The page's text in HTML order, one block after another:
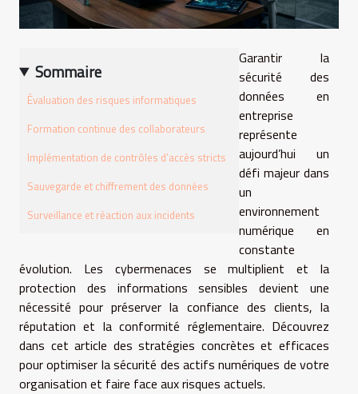
Sommaire
Évaluation des risques informatiques
Formation continue des collaborateurs
Implémentation de contrôles d’accès stricts
Sauvegarde et chiffrement des données
Surveillance et réaction aux incidents
Garantir la
sécurité des
données en
entreprise
représente
aujourd’hui un
défi majeur dans
un
environnement
numérique en
constante
évolution. Les cybermenaces se multiplient et la
protection des informations sensibles devient une
nécessité pour préserver la confiance des clients, la
réputation et la conformité réglementaire. Découvrez
dans cet article des stratégies concrètes et efficaces
pour optimiser la sécurité des actifs numériques de votre
organisation et faire face aux risques actuels.